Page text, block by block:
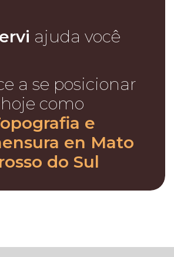
ajuda você
a se posicionar
hoje como
e
en Mato
do Sul